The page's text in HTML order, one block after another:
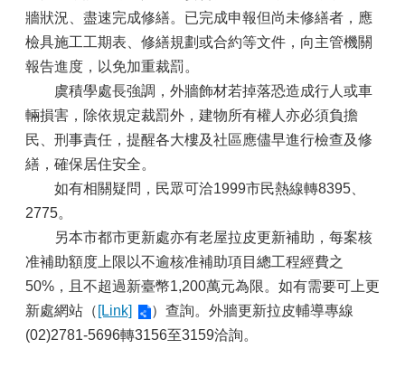
牆狀況、盡速完成修繕。已完成申報但尚未修繕者，應
檢具施工工期表、修繕規劃或合約等文件，向主管機關
報告進度，以免加重裁罰。
虞積學處長強調，外牆飾材若掉落恐造成行人或車
輛損害，除依規定裁罰外，建物所有權人亦必須負擔
民、刑事責任，提醒各大樓及社區應儘早進行檢查及修
繕，確保居住安全。
如有相關疑問，民眾可洽1999市民熱線轉8395、
2775。
另本市都市更新處亦有老屋拉皮更新補助，每案核
准補助額度上限以不逾核准補助項目總工程經費之
50%，且不超過新臺幣1,200萬元為限。如有需要可上更
新處網站（ [Link]
）查詢。外牆更新拉皮輔導專線
(02)2781-5696轉3156至3159洽詢。